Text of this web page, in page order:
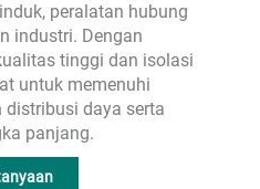
peralatan hubung
industri. Dengan
tinggi dan isolasi
untuk memenuhi
distribusi daya serta
panjang.